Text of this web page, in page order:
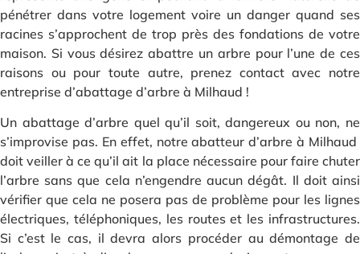
pénétrer dans votre logement voire un danger quand ses
racines s’approchent de trop près des fondations de votre
maison. Si vous désirez abattre un arbre pour l’une de ces
raisons ou pour toute autre, prenez contact avec notre
entreprise d’abattage d’arbre à Milhaud !
Un abattage d’arbre quel qu’il soit, dangereux ou non, ne
s’improvise pas. En effet, notre abatteur d’arbre à Milhaud
doit veiller à ce qu’il ait la place nécessaire pour faire chuter
l’arbre sans que cela n’engendre aucun dégât. Il doit ainsi
vérifier que cela ne posera pas de problème pour les lignes
électriques, téléphoniques, les routes et les infrastructures.
Si c’est le cas, il devra alors procéder au démontage de